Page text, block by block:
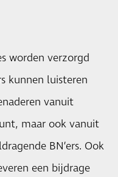
worden verzorgd
kunnen luisteren
vanuit
maar ook vanuit
BN’ers. Ook
een bijdrage